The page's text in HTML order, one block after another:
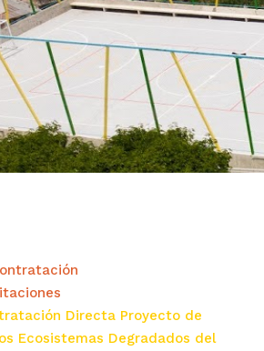
Directa Proyecto de
Ecosistemas Degradados del